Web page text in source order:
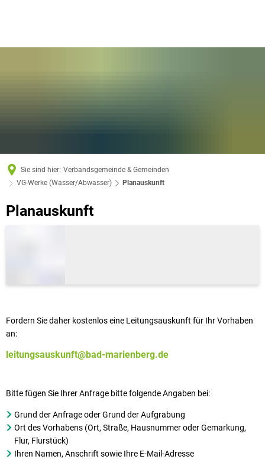
Sie sind hier: Verbandsgemeinde & Gemeinden
VG-Werke (Wasser/Abwasser)
Planauskunft
Planauskunft
Planauskunft
Fordern Sie daher kostenlos eine Leitungsauskunft für Ihr Vorhaben
an:
leitungsauskunft@bad-marienberg.de
Bitte fügen Sie Ihrer Anfrage bitte folgende Angaben bei:
Grund der Anfrage oder Grund der Aufgrabung
Ort des Vorhabens (Ort, Straße, Hausnummer oder Gemarkung,
Flur, Flurstück)
Ihren Namen, Anschrift sowie Ihre E-Mail-Adresse